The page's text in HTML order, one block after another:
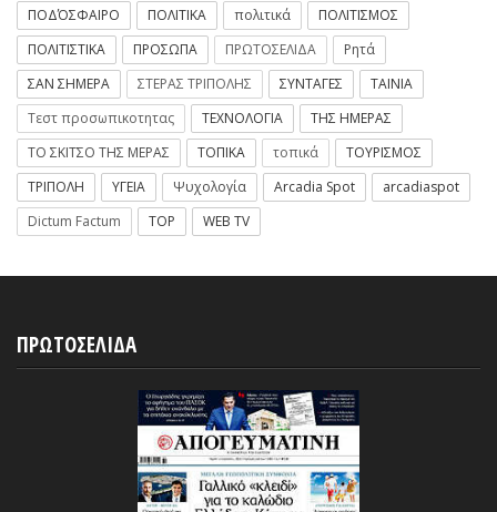
ΠΟΔΌΣΦΑΙΡΟ
ΠΟΛΙΤΙΚΑ πολιτικά
ΠΟΛΙΤΙΣΜΟΣ
ΠΟΛΙΤΙΣΤΙΚΑ
ΠΡΟΣΩΠΑ ΠΡΩΤΟΣΕΛΙΔΑ
Ρητά
ΣΑΝ ΣΗΜΕΡΑ
ΣΤΕΡΑΣ ΤΡΙΠΟΛΗΣ ΣΥΝΤΑΓΕΣ
ΤΑΙΝΙΑ
Τεστ προσωπικοτητας
ΤΕΧΝΟΛΟΓΙΑ
ΤΗΣ ΗΜΕΡΑΣ
ΤΟ ΣΚΙΤΣΟ ΤΗΣ ΜΕΡΑΣ
ΤΟΠΙΚΑ τοπικά
ΤΟΥΡΙΣΜΟΣ
ΤΡΙΠΟΛΗ
ΥΓΕΙΑ Ψυχολογία Arcadia Spot
arcadiaspot
Dictum Factum
TOP WEB TV
ΠΡΩΤΟΣΕΛΙΔΑ